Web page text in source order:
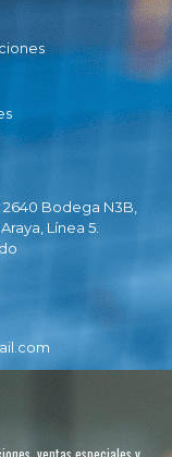
2640 Bodega N3B,
Línea 5.